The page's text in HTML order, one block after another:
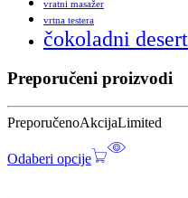
vratni masažer
vrtna testera
čokoladni
Preporučeni proizvodi
PreporučenoAkcijaLimited
Odaberi opcije